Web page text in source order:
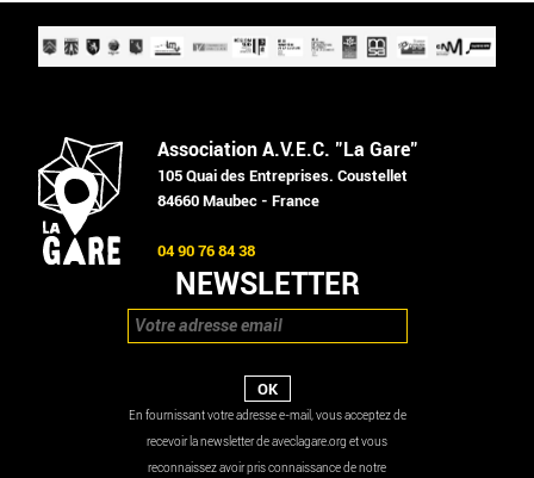
Association A.V.E.C. "La Gare"
105 Quai des Entreprises. Coustellet
84660 Maubec - France
04 90 76 84 38
NEWSLETTER
En fournissant votre adresse e-mail, vous acceptez de
recevoir la newsletter de aveclagare.org et vous
reconnaissez avoir pris connaissance de notre